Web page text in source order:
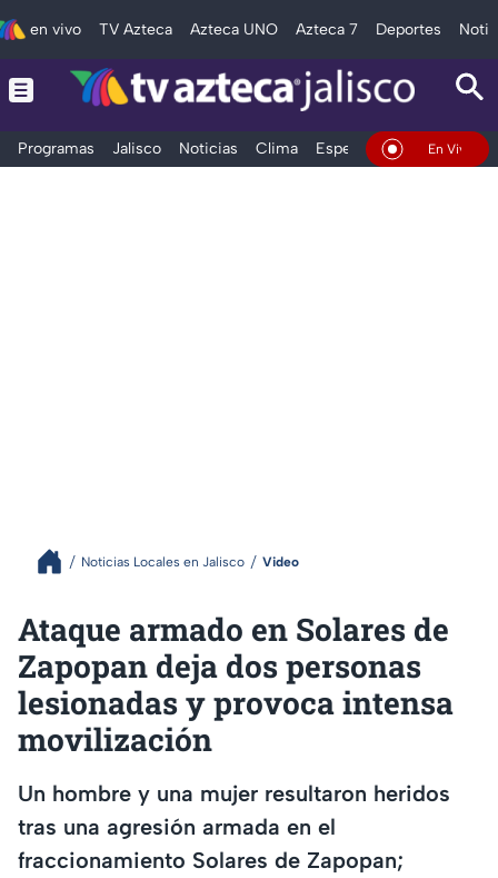
en vivo TV Azteca Azteca UNO Azteca 7 Deportes
Programas Jalisco Noticias Clima Espectáculos Deportes
En Vivo
Noticias Locales en Jalisco Video
Ataque armado en Solares de
Zapopan deja dos personas
lesionadas y provoca intensa
movilización
Un hombre y una mujer resultaron heridos
tras una agresión armada en el
fraccionamiento Solares de Zapopan;